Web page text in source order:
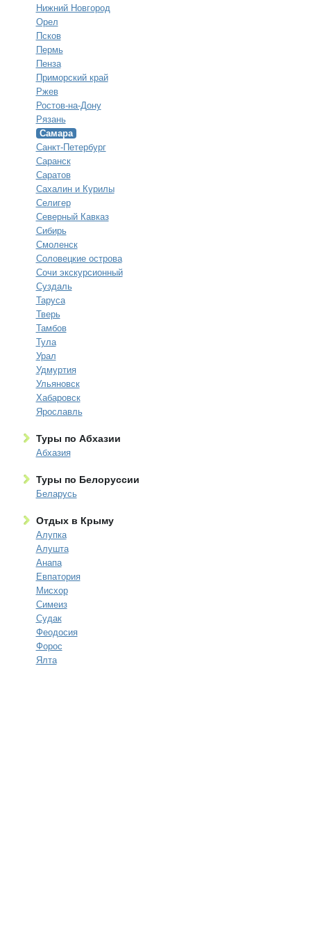
Нижний Новгород
Орел
Псков
Пермь
Пенза
Приморский край
Ржев
Ростов-на-Дону
Рязань
Самара
Санкт-Петербург
Саранск
Саратов
Сахалин и Курилы
Селигер
Северный Кавказ
Сибирь
Смоленск
Соловецкие острова
Сочи экскурсионный
Суздаль
Таруса
Тверь
Тамбов
Тула
Урал
Удмуртия
Ульяновск
Хабаровск
Ярославль
Туры по Абхазии
Абхазия
Туры по Белоруссии
Беларусь
Отдых в Крыму
Алупка
Алушта
Анапа
Евпатория
Мисхор
Симеиз
Судак
Феодосия
Форос
Ялта